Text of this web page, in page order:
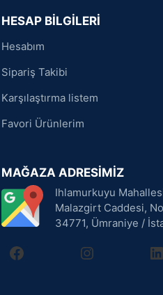
HESAP BİLGİLERİ
Hesabım
Sipariş Takibi
Karşılaştırma listem
Favori Ürünlerim
MAĞAZA ADRESİMİZ
Ihlamurkuyu
Malazgirt Caddesi,
34771, Ümraniye /
facebookinstagram